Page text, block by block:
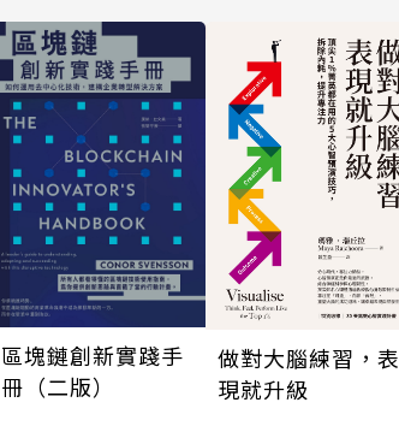
區塊鏈創新實踐手
冊（二版）
做對大腦練習，表
現就升級